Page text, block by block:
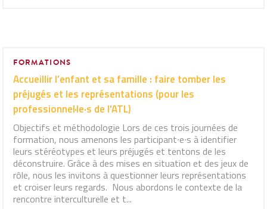
FORMATIONS
Accueillir l’enfant et sa famille : faire tomber les
préjugés et les représentations (pour les
professionnel·le·s de l'ATL)
Objectifs et méthodologie Lors de ces trois journées de
formation, nous amenons les participant∙e∙s à identifier
leurs stéréotypes et leurs préjugés et tentons de les
déconstruire. Grâce à des mises en situation et des jeux de
rôle, nous les invitons à questionner leurs représentations
et croiser leurs regards. Nous abordons le contexte de la
rencontre interculturelle et t...